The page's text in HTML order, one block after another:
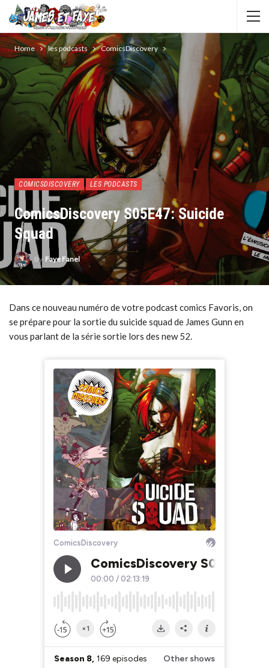
Home les podcasts ComicsDiscovery
COMICSDISCOVERY LES PODCASTS
ComicsDiscovery S05E47: Suicide
Squad
By Faye Fanel
Dans ce nouveau numéro de votre podcast comics Favoris, on
se prépare pour la sortie du suicide squad de James Gunn en
vous parlant de la série sortie lors des new 52.